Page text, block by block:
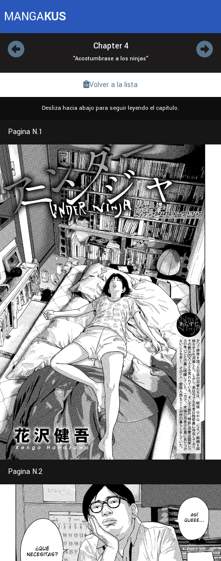
MANGAKUS
Chapter 4
"Acostumbrase a los ninjas"